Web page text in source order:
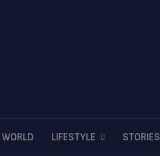
WORLD LIFESTYLE STORIES